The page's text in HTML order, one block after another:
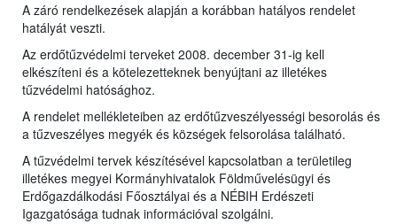
A záró rendelkezések alapján a korábban hatályos rendelet
hatályát veszti.
Az erdőtűzvédelmi terveket 2008. december 31-ig kell
elkészíteni és a kötelezetteknek benyújtani az illetékes
tűzvédelmi hatósághoz.
A rendelet mellékleteiben az erdőtűzveszélyességi besorolás és
a tűzveszélyes megyék és községek felsorolása található.
A tűzvédelmi tervek készítésével kapcsolatban a területileg
illetékes megyei Kormányhivatalok Földművelésügyi és
Erdőgazdálkodási Főosztályai és a NÉBIH Erdészeti
Igazgatósága tudnak információval szolgálni.